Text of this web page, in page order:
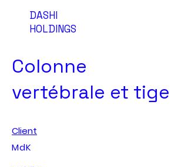
DASHI
HOLDINGS
Colonne
vertébrale et tige
Client
MdK